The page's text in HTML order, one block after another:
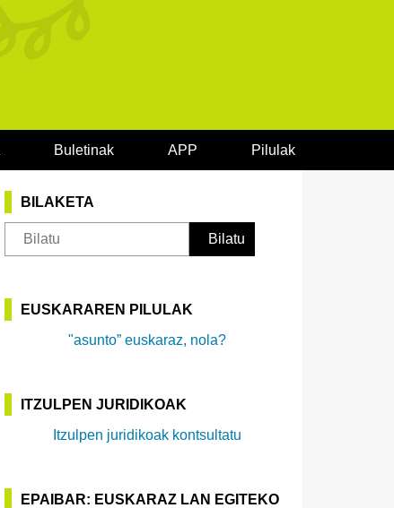
Buletinak APP Pilulak
BILAKETA
EUSKARAREN PILULAK
"asunto” euskaraz, nola?
ITZULPEN JURIDIKOAK
Itzulpen juridikoak kontsultatu
EPAIBAR: EUSKARAZ LAN EGITEKO